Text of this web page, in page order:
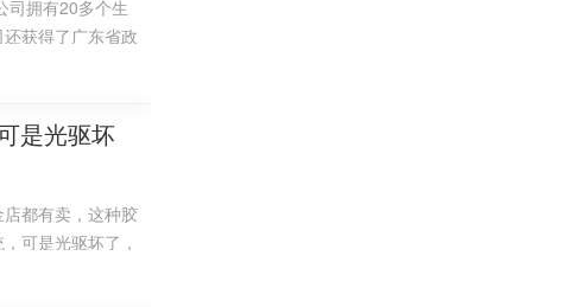
。
司拥有20多个生
获得了广东省政
产品还被应用
是光驱坏
都有卖，这种胶
可是光驱坏了，